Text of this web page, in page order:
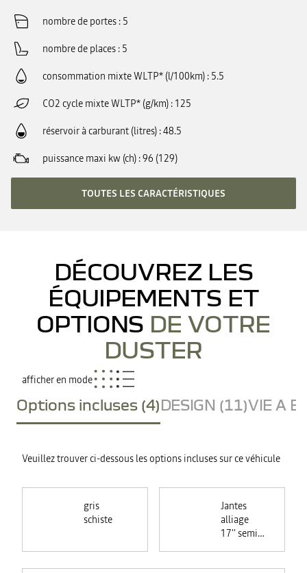
nombre de portes 5
nombre de places 5
consommation mixte WLTP* (l/100km) 5.5
CO2 cycle mixte WLTP* (g/km) 125
réservoir à carburant (litres) 48.5
puissance maxi kw (ch) 96 (129)
TOUTES LES CARACTÉRISTIQUES
DÉCOUVREZ LES
ÉQUIPEMENTS ET
OPTIONS DE VOTRE
DUSTER
afficher en mode
Options incluses (4)DESIGN (11)VIE A
Veuillez trouver ci-dessous les options incluses sur ce véhicule
gris
schiste
Jantes
alliage
17'' semi-